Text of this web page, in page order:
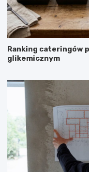
Ranking cateringów
glikemicznym